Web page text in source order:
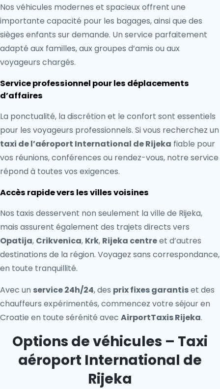
Nos véhicules modernes et spacieux offrent une
importante capacité pour les bagages, ainsi que des
sièges enfants sur demande. Un service parfaitement
adapté aux familles, aux groupes d’amis ou aux
voyageurs chargés.
Service professionnel pour les déplacements
d’affaires
La ponctualité, la discrétion et le confort sont essentiels
pour les voyageurs professionnels. Si vous recherchez un
taxi de l’aéroport International de Rijeka fiable pour
vos réunions, conférences ou rendez-vous, notre service
répond à toutes vos exigences.
Accès rapide vers les villes voisines
Nos taxis desservent non seulement la ville de Rijeka,
mais assurent également des trajets directs vers
Opatija, Crikvenica, Krk, Rijeka centreet d’autres
destinations de la région. Voyagez sans correspondance,
en toute tranquillité.
Avec un service 24h/24, des prix fixes garantiset des
chauffeurs expérimentés, commencez votre séjour en
Croatie en toute sérénité avec AirportTaxis Rijeka.
Options de véhicules – Taxi
aéroport International de
Rijeka